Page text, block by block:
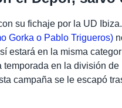
su fichaje por la UD
Gorka o Pablo Trigueros)
estará en la misma
en la división de
campaña se le escapó